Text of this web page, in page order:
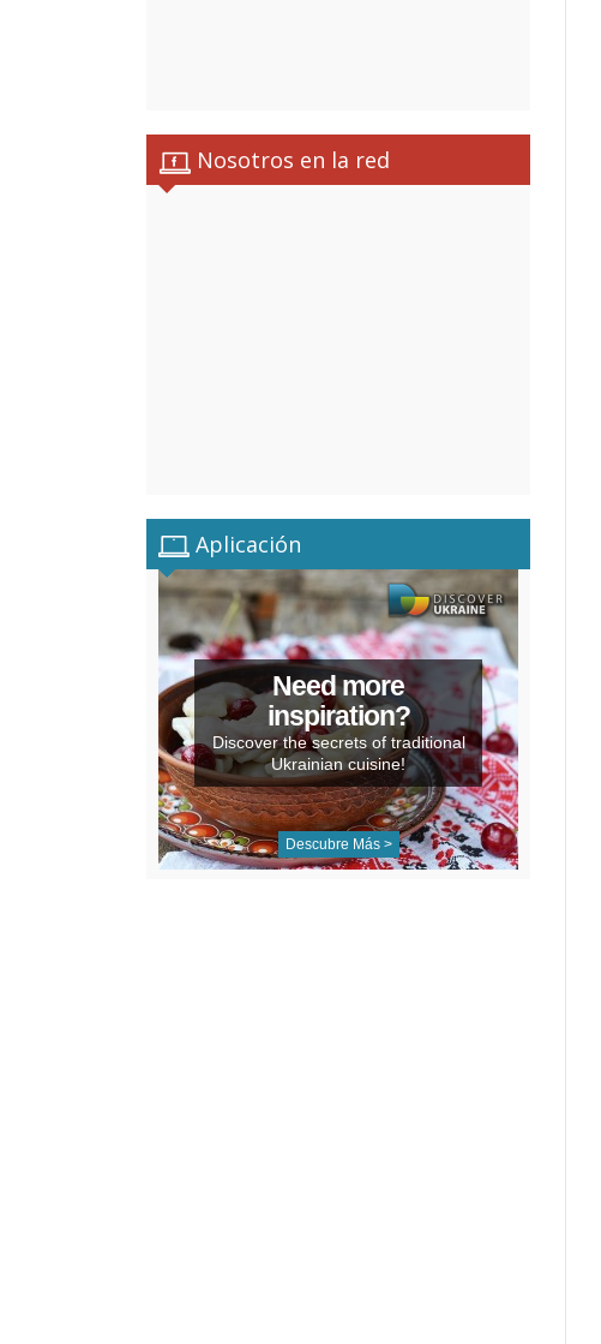
Nosotros en la red
Aplicación
Need more
inspiration?
Discover the secrets of traditional
Ukrainian cuisine!
Descubre Más >